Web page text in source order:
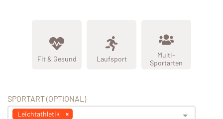
Fit & Gesund Laufsport
Multi-
Sportarten
SPORTART (OPTIONAL)
Leichtathletik